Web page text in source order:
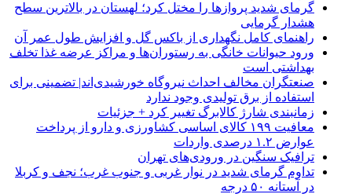
گرمای شدید پروازها را مختل کرد؛ لهستان در بالاترین سطح
هشدار گرمایی
راهنمای کامل نگهداری از باکس گل و افزایش طول عمر آن
ورود حیوانات خانگی به رستوران‌ها و مراکز عرضه غذا تخلف
بهداشتی است
صنعتگران مخالف احداث نیروگاه خورشیدی‌اند| تضمینی برای
استفاده از برق تولیدی وجود ندارد
زمانبندی شارژ کالابرگ تغییر کرد + جزئیات
معافیت ۱۹۹ کالای اساسی کشاورزی و دارو از پرداخت
عوارض ۱.۲ درصدی واردات
ترافیک سنگین در ورودی‌های تهران
تداوم گرمای شدید در نوار غربی و جنوب غرب؛ نجف و کربلا
در آستانه ۵۰ درجه